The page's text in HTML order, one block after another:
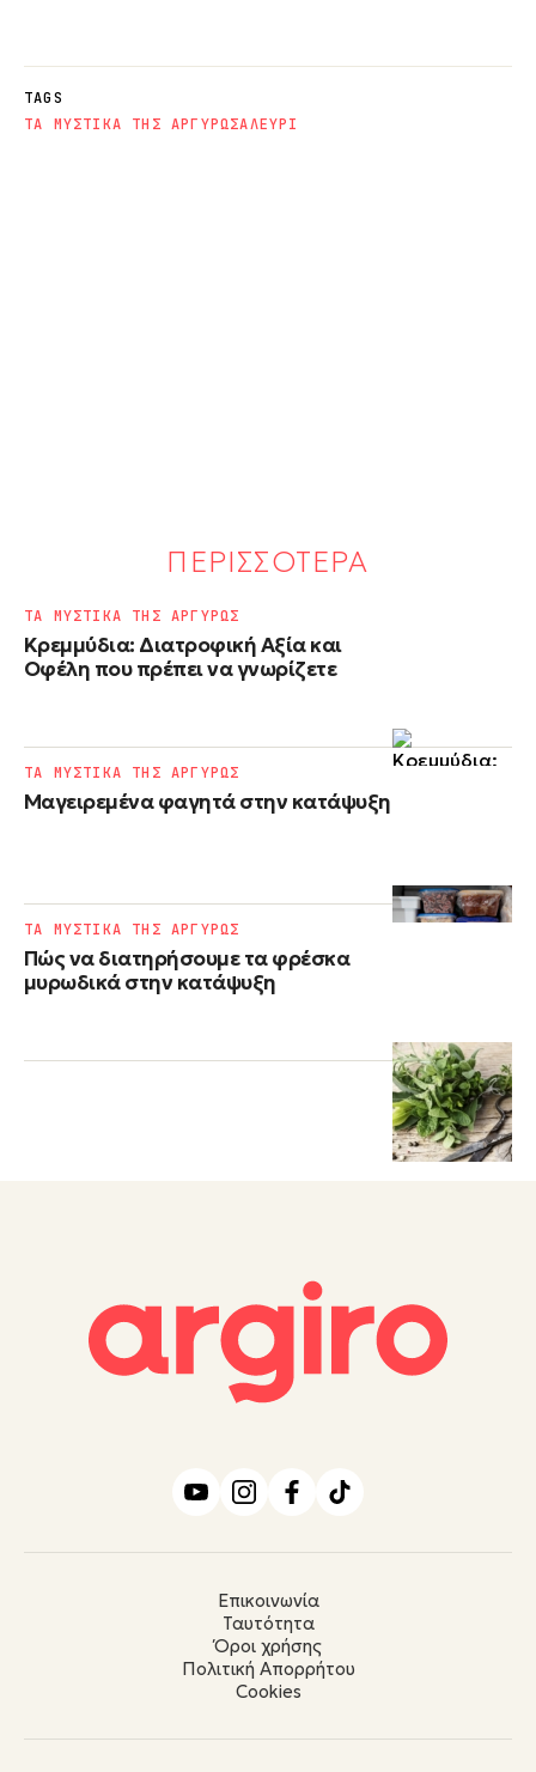
TAGS
ΤΑ ΜΥΣΤΙΚΑ ΤΗΣ ΑΡΓΥΡΩΣΑΛΕΥΡΙ
ΠΕΡΙΣΣΟΤΕΡΑ
Κρεμμύδια: Διατροφική Αξία και
Οφέλη που πρέπει να γνωρίζετε
ΤΑ ΜΥΣΤΙΚΑ ΤΗΣ ΑΡΓΥΡΩΣ
Μαγειρεμένα φαγητά στην κατάψυξη
ΤΑ ΜΥΣΤΙΚΑ ΤΗΣ ΑΡΓΥΡΩΣ
Πώς να διατηρήσουμε τα φρέσκα
μυρωδικά στην κατάψυξη
ΤΑ ΜΥΣΤΙΚΑ ΤΗΣ ΑΡΓΥΡΩΣ
Επικοινωνία
Ταυτότητα
Όροι χρήσης
Πολιτική Απορρήτου
Cookies